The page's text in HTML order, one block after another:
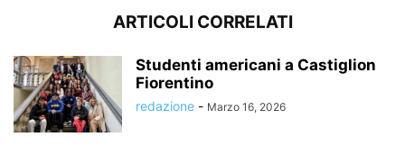
ARTICOLI CORRELATI
Studenti americani a Castiglion
Fiorentino
redazione - Marzo 16, 2026